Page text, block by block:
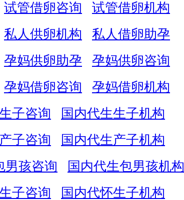
试管借卵咨询
试管借卵机构
私人供卵机构
私人借卵助孕
孕妈供卵助孕
孕妈供卵咨询
孕妈借卵咨询
孕妈借卵机构
子咨询
国内代生生子机构
子咨询
国内代生产子机构
男孩咨询
国内代生包男孩机构
子咨询
国内代怀生子机构